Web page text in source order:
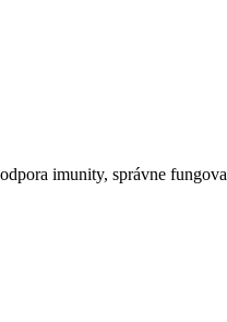
imunity, správne